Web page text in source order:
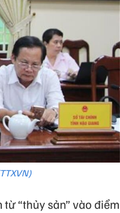
“thủy sản” vào điểm